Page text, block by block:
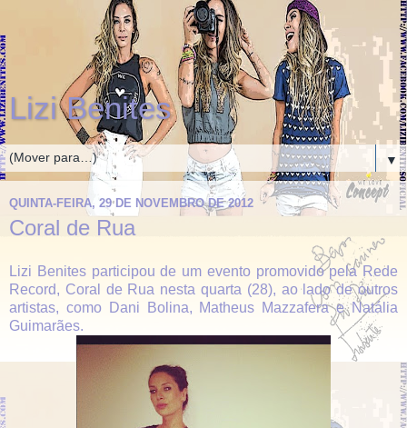
Lizi Benites
▼
QUINTA-FEIRA, 29 DE NOVEMBRO DE 2012
Coral de Rua
Lizi Benites participou de um evento promovido pela Rede
Record, Coral de Rua nesta quarta (28), ao lado de outros
artistas, como Dani Bolina, Matheus Mazzafera e Natália
Guimarães.